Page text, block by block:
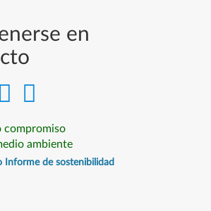
en
compromiso
ambiente
Informe de sostenibilidad